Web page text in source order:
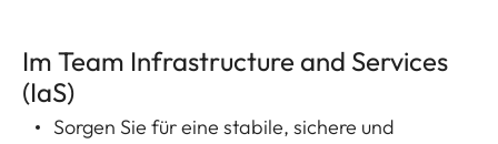
Im Team Infrastructure and Services
(IaS)
Sorgen Sie für eine stabile, sichere und